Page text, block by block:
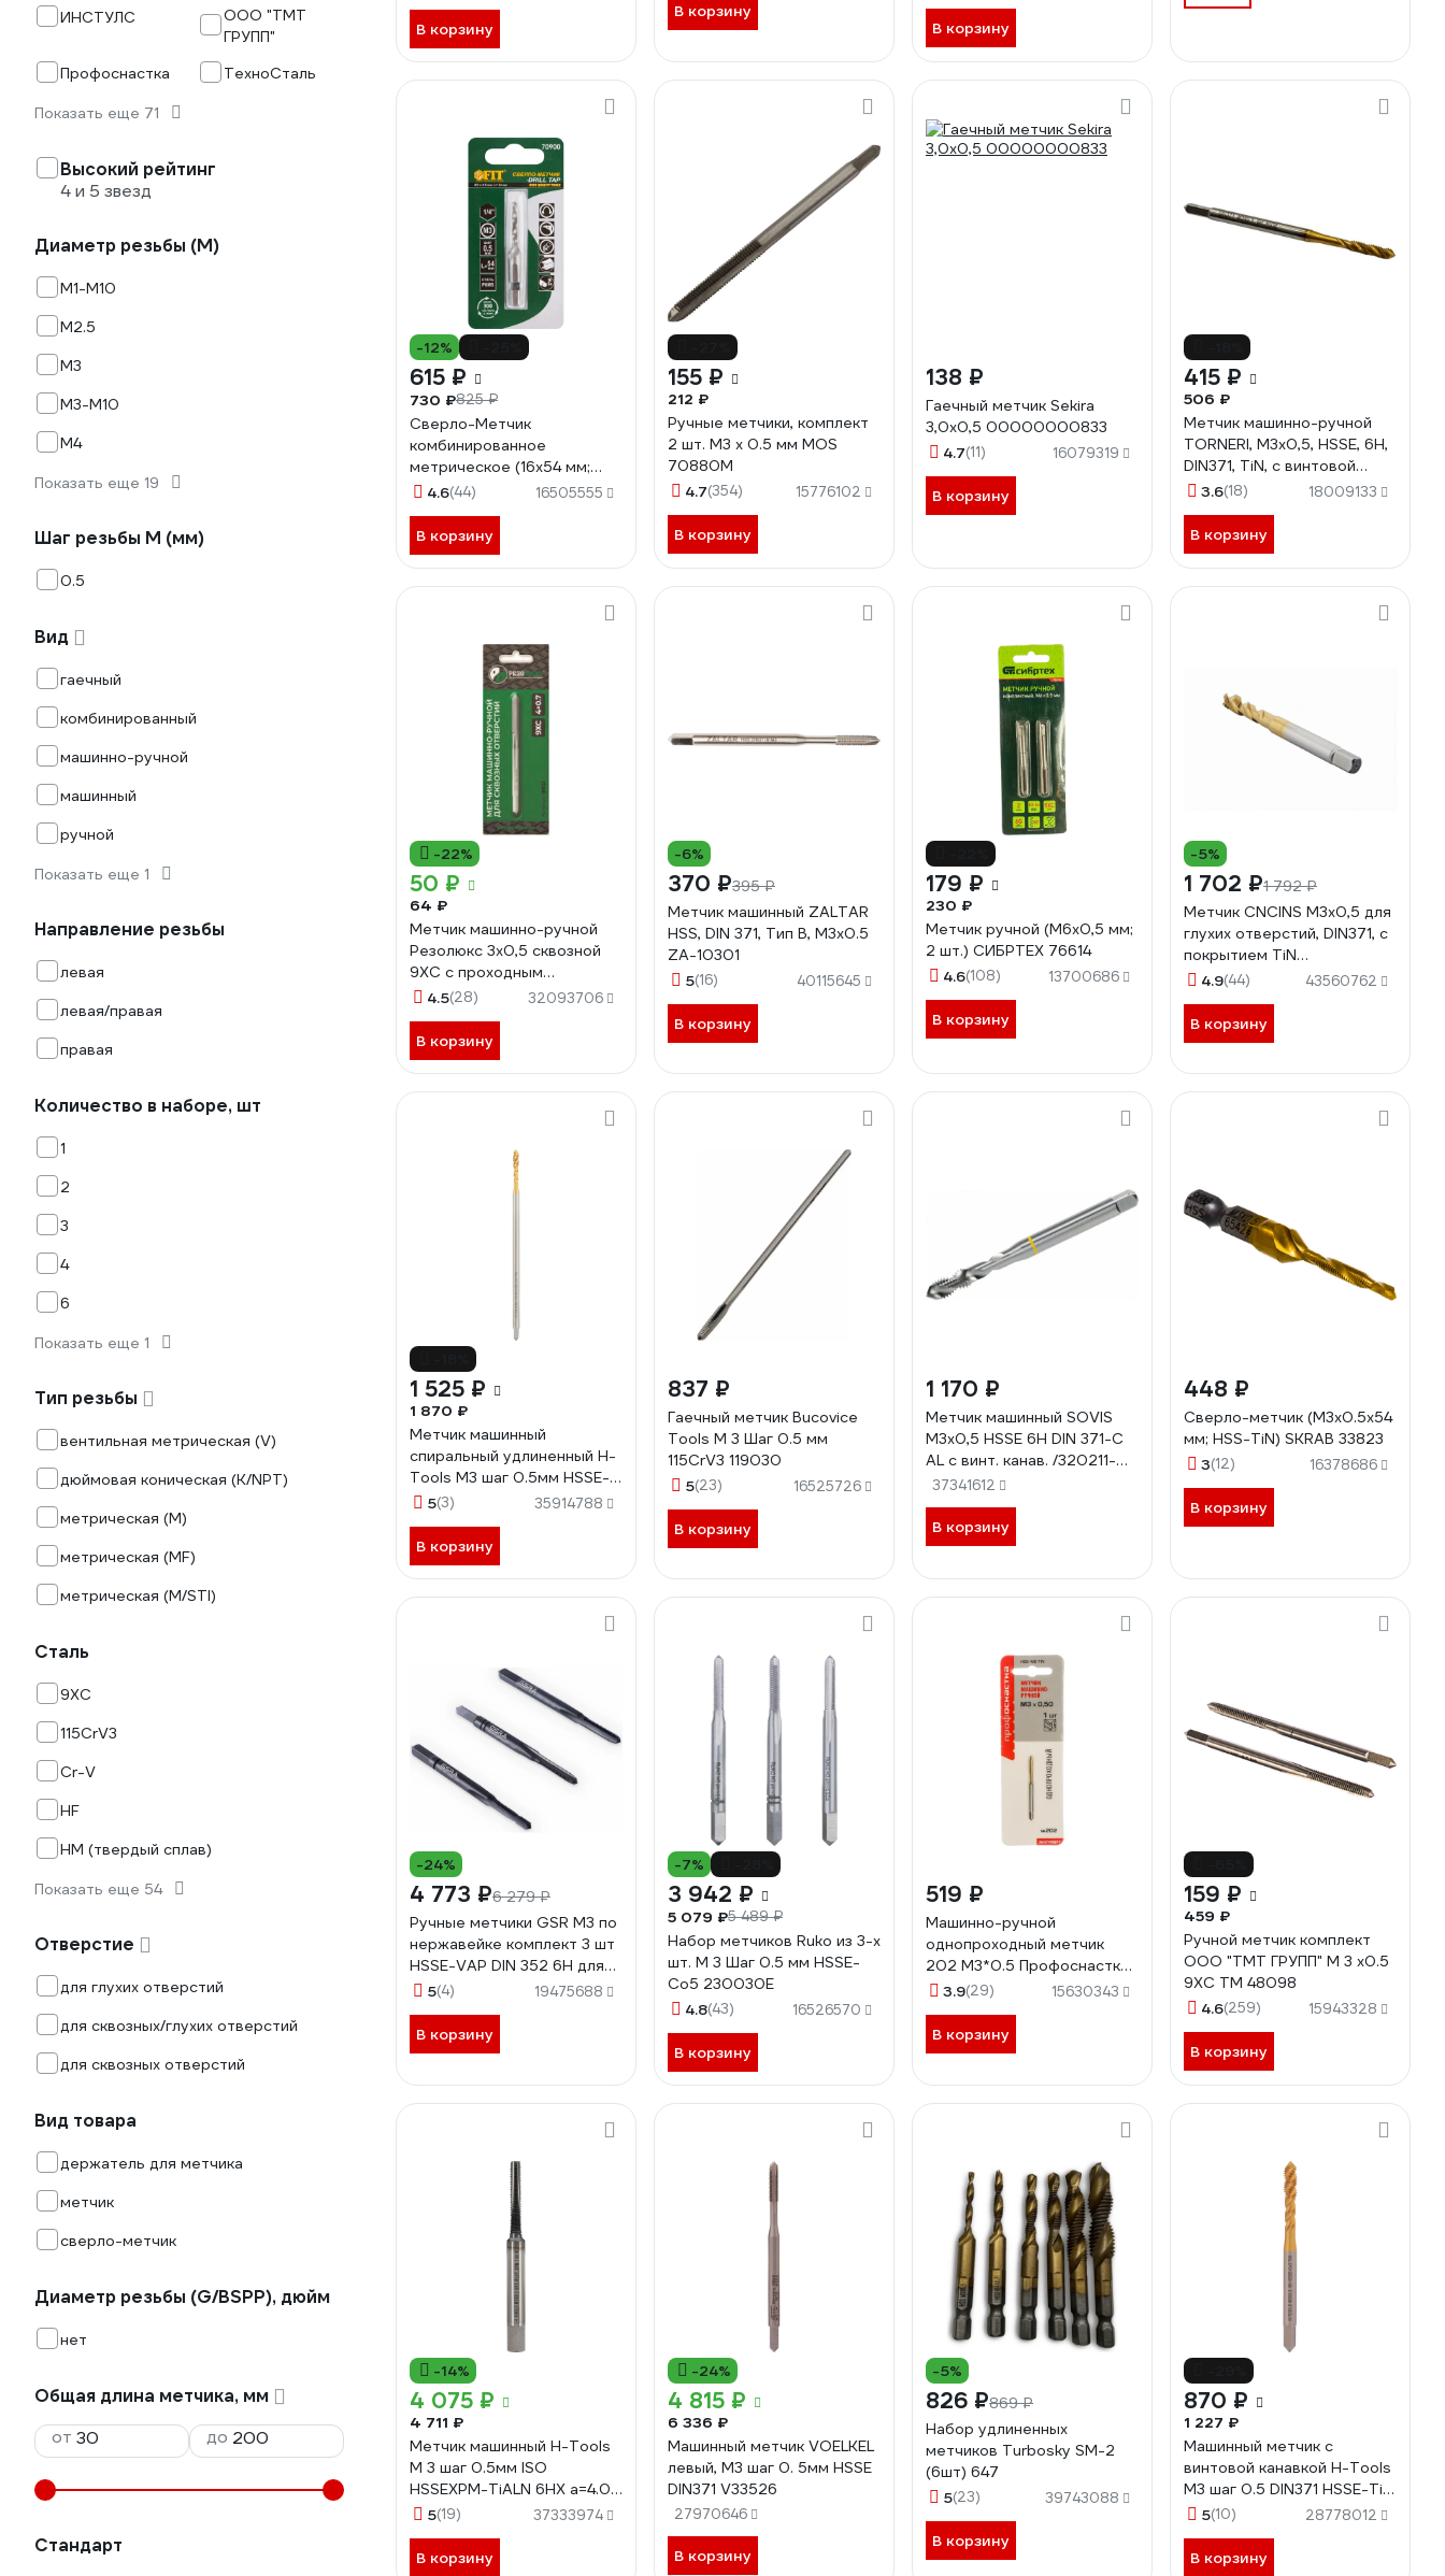
ИНСТУЛС
ООО "ТМТ
ГРУПП"
Профоснастка
ТехноСталь
Показать еще 71
Высокий рейтинг
4 и 5 звезд
Диаметр резьбы (М)
М1-М10
М2.5
М3
М3-М10
М4
Показать еще 19
Шаг резьбы М (мм)
0.5
Вид
гаечный
комбинированный
машинно-ручной
машинный
ручной
Показать еще 1
Направление резьбы
левая
левая/правая
правая
Количество в наборе, шт
1
2
3
4
6
Показать еще 1
Тип резьбы
вентильная метрическая (V)
дюймовая коническая (K/NPT)
метрическая (М)
метрическая (МF)
метрическая (М/STI)
Сталь
9ХС
115CrV3
Cr-V
HF
HM (твердый сплав)
Показать еще 54
Отверстие
для глухих отверстий
для сквозных/глухих отверстий
для сквозных отверстий
Вид товара
держатель для метчика
метчик
сверло-метчик
Диаметр резьбы (G/BSPP), дюйм
нет
Общая длина метчика, мм
от
до
Стандарт
В корзину
В корзину
В корзину
-12%
615 ₽
730 ₽825 ₽
Сверло-Метчик
комбинированное
метрическое (16х54 мм;
М3х0.5 мм) FIT 70900
4.6(44) 16505555
В корзину
155 ₽
212 ₽
Ручные метчики, комплект
2 шт. М3 х 0.5 мм MOS
70880М
4.7(354) 15776102
В корзину
138 ₽
Гаечный метчик Sekira
3,0х0,5 00000000833
4.7(11) 16079319
В корзину
415 ₽
506 ₽
Метчик машинно-ручной
TORNERI, М3х0,5, HSSE, 6H,
DIN371, TiN, с винтовой
канавкой для глухих
3.6(18) 18009133
В корзину
-22%
50 ₽
64 ₽
Метчик машинно-ручной
Резолюкс 3х0,5 сквозной
9ХС с проходным
хвостовиком 19019
4.5(28) 32093706
В корзину
-6%
370 ₽395 ₽
Метчик машинный ZALTAR
HSS, DIN 371, Тип B, M3x0.5
ZA-10301
5(16) 40115645
В корзину
179 ₽
230 ₽
Метчик ручной (М6х0,5 мм;
2 шт.) СИБРТЕХ 76614
4.6(108) 13700686
В корзину
-5%
1 702 ₽1 792 ₽
Метчик CNCINS М3х0,5 для
глухих отверстий, DIN371, с
покрытием TiN
TSF1.M3х0,5.6H.DIN371.TiN.M35
4.9(44) 43560762
В корзину
1 525 ₽
1 870 ₽
Метчик машинный
спиральный удлиненный H-
Tools М3 шаг 0.5мм HSSE-
TiN 100мм a=3.2 32040THT
5(3) 35914788
В корзину
837 ₽
Гаечный метчик Bucovice
Tools М 3 Шаг 0.5 мм
115CrV3 119030
5(23) 16525726
В корзину
1 170 ₽
Метчик машинный SOVIS
М3x0,5 HSSE 6H DIN 371-C
AL с винт. канав. /320211-
0030/ 25443
37341612
В корзину
448 ₽
Сверло-метчик (М3х0.5х54
мм; HSS-TiN) SKRAB 33823
3(12) 16378686
В корзину
-24%
4 773 ₽6 279 ₽
Ручные метчики GSR М3 по
нержавейке комплект 3 шт
HSSE-VAP DIN 352 6H для
глухих и сквозных
5(4) 19475688
В корзину
-7%
3 942 ₽
5 079 ₽5 489 ₽
Набор метчиков Ruko из 3-х
шт. М 3 Шаг 0.5 мм HSSE-
Co5 230030E
4.8(43) 16526570
В корзину
519 ₽
Машинно-ручной
однопроходный метчик
202 M3*0.5 Профоснастка
Эксперт 50711003
3.9(29) 15630343
В корзину
159 ₽
459 ₽
Ручной метчик комплект
ООО "ТМТ ГРУПП" М 3 х0.5
9ХС ТМ 48098
4.6(259) 15943328
В корзину
-14%
4 075 ₽
4 711 ₽
Метчик машинный H-Tools
М 3 шаг 0.5мм ISO
HSSEXPM-TiALN 6HX a=4.0
36126PMHT
5(19) 37333974
В корзину
-24%
4 815 ₽
6 336 ₽
Машинный метчик VOELKEL
левый, М3 шаг 0. 5мм HSSE
DIN371 V33526
27970646
В корзину
-5%
826 ₽869 ₽
Набор удлиненных
метчиков Turbosky SM-2
(6шт) 647
5(23) 39743088
В корзину
870 ₽
1 227 ₽
Машинный метчик с
винтовой канавкой H-Tools
М3 шаг 0.5 DIN371 HSSE-TiN
513X01-C2-0030
5(10) 28778012
В корзину